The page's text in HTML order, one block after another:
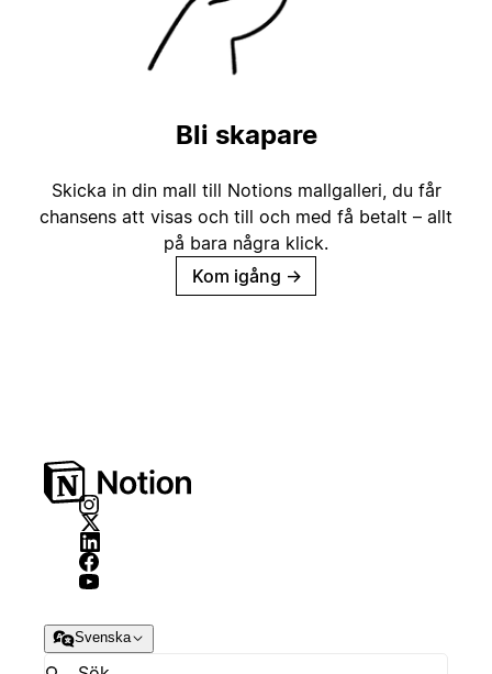
Bli skapare
Skicka in din mall till Notions mallgalleri, du får
chansens att visas och till och med få betalt – allt
på bara några klick.
Kom igång →
Svenska